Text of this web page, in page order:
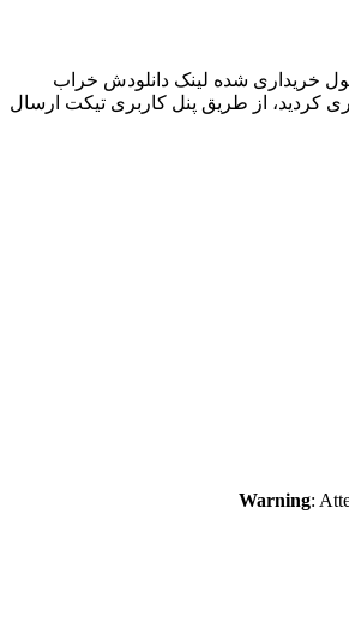
خریداری شده لینک دانلودش خراب
کردید، از طریق پنل کاربری تیکت ارسال
Warning: